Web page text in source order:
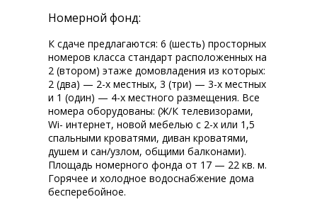
Номерной фонд:
К сдаче предлагаются: 6 (шесть) просторных
номеров класса стандарт расположенных на
2 (втором) этаже домовладения из которых:
2 (два) — 2-х местных, 3 (три) — 3-х местных
и 1 (один) — 4-х местного размещения. Все
номера оборудованы: (Ж/К телевизорами,
Wi-fi интернет, новой мебелью с 2-х или 1,5
спальными кроватями, диван кроватями,
душем и сан/узлом, общими балконами).
Площадь номерного фонда от 17 — 22 кв. м.
Горячее и холодное водоснабжение дома
бесперебойное.